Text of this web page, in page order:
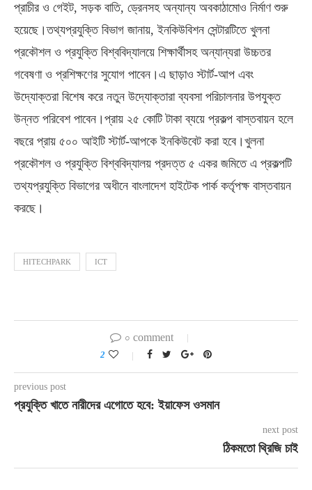
প্রাচীর ও গেইট, সড়ক বাতি, ড্রেনসহ অন্যান্য অবকাঠামোও নির্মাণ শুরু
হয়েছে।তথ্যপ্রযুক্তি বিভাগ জানায়, ইনকিউবিশন সেন্টারটিতে খুলনা
প্রকৌশল ও প্রযুক্তি বিশ্ববিদ্যালয়ে শিক্ষার্থীসহ অন্যান্যরা উচ্চতর
গবেষণা ও প্রশিক্ষণের সুযোগ পাবেন।এ ছাড়াও স্টার্ট-আপ এবং
উদ্যোক্তরা বিশেষ করে নতুন উদ্যোক্তারা ব্যবসা পরিচালনার উপযুক্ত
উন্নত পরিবেশ পাবেন।প্রায় ২৫ কোটি টাকা ব্যয়ে প্রকল্প বাস্তবায়ন হলে
বছরে প্রায় ৫০০ আইটি স্টার্ট-আপকে ইনকিউবেট করা হবে।খুলনা
প্রকৌশল ও প্রযুক্তি বিশ্ববিদ্যালয় প্রদত্ত ৫ একর জমিতে এ প্রকল্পটি
তথ্যপ্রযুক্তি বিভাগের অধীনে বাংলাদেশ হাইটেক পার্ক কর্তৃপক্ষ বাস্তবায়ন
করছে।
HITECHPARK ICT
০ comment
2
previous post
প্রযুক্তি খাতে নারীদের এগোতে হবে: ইয়াফেস ওসমান
next post
ঠিকমতো থ্রিজি চাই